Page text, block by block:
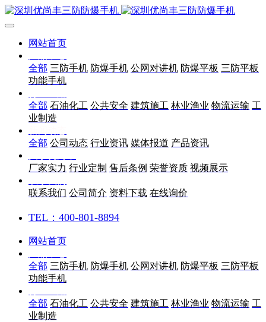
网站首页
全部 三防手机 防爆手机 公网对讲机 防爆平板 三防平板
功能手机
全部 石油化工 公共安全 建筑施工 林业渔业 物流运输 工
业制造
全部 公司动态 行业资讯 媒体报道 产品资讯
厂家实力 行业定制 售后条例 荣誉资质 视频展示
联系我们 公司简介 资料下载 在线询价
TEL：400-801-8894
网站首页
全部 三防手机 防爆手机 公网对讲机 防爆平板 三防平板
功能手机
全部 石油化工 公共安全 建筑施工 林业渔业 物流运输 工
业制造